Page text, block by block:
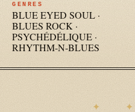
GENRES
BLUE EYED SOUL ·
BLUES ROCK ·
PSYCHÉDÉLIQUE ·
RHYTHM-N-BLUES